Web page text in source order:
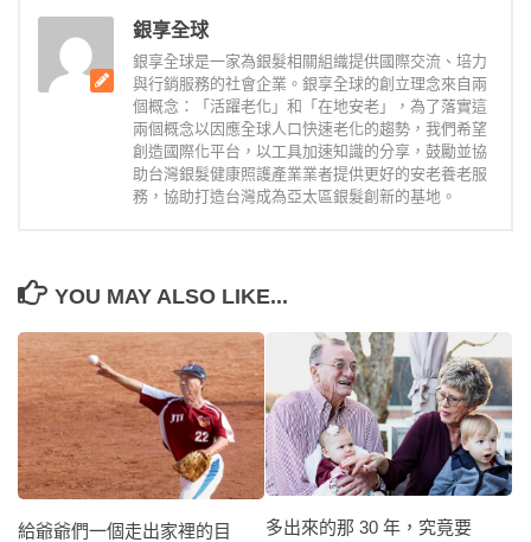
銀享全球
銀享全球是一家為銀髮相關組織提供國際交流、培力
與行銷服務的社會企業。銀享全球的創立理念來自兩
個概念：「活躍老化」和「在地安老」，為了落實這
兩個概念以因應全球人口快速老化的趨勢，我們希望
創造國際化平台，以工具加速知識的分享，鼓勵並協
助台灣銀髮健康照護產業業者提供更好的安老養老服
務，協助打造台灣成為亞太區銀髮創新的基地。
YOU MAY ALSO LIKE...
給爺爺們一個走出家裡的目
多出來的那 30 年，究竟要